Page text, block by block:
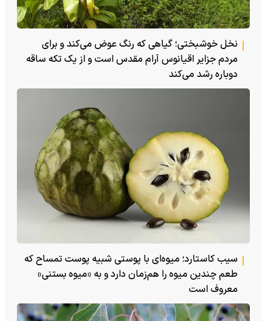
نخل خوشبختی؛ گیاهی که رنگ عوض می‌کند و برای
مردم جزایر اقیانوس آرام مقدس است و از یک تکه ساقه
دوباره رشد می‌کند
سیب کاستارد؛ میوه‌ای با پوستی شبیه پوست تمساح که
طعم چندین میوه را هم‌زمان دارد و به «میوه بستنی»
معروف است